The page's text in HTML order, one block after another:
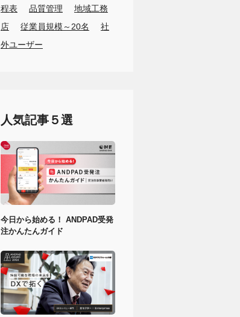
程表
品質管理
地域工務
店
従業員規模～20名
社
外ユーザー
人気記事５選
今日から始める！ ANDPAD受発
注かんたんガイド